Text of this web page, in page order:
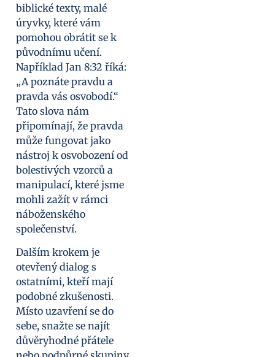
biblické texty, malé
úryvky, které vám
pomohou obrátit se k
původnímu učení.
Například Jan 8:32 říká:
„A poznáte pravdu a
pravda vás osvobodí.“
Tato slova nám
připomínají, že pravda
může fungovat jako
nástroj k osvobození od
bolestivých vzorců a
manipulací, které jsme
mohli zažít v rámci
náboženského
společenství.
Dalším krokem je
otevřený dialog s
ostatními, kteří mají
podobné zkušenosti.
Místo uzavření se do
sebe, snažte se najít
důvěryhodné přátele